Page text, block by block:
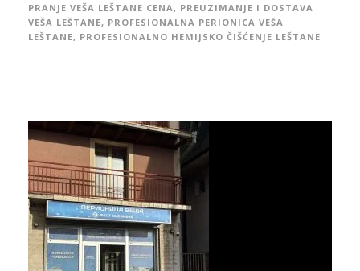
PRANJE VEŠA LEŠTANE CENA , PREUZIMANJE I DOSTAVA
VEŠA LEŠTANE, PROFESIONALNA PERIONICA VEŠA
LEŠTANE, PROFESIONALNO HEMIJSKO ČIŠĆENJE LEŠTANE